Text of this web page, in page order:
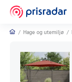
/ Hage og utemiljø /